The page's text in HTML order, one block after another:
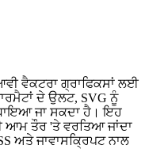
ਵੈਕਟਰਾ ਗ੍ਰਾਫਿਕਸਾਂ ਲਈ
ਦੇ ਉਲਟ, SVG ਨੂੰ
ਜਾ ਸਕਦਾ ਹੈ। ਇਹ
ਆਮ ਤੌਰ 'ਤੇ ਵਰਤਿਆ ਜਾਂਦਾ
ਅਤੇ ਜਾਵਾਸਕ੍ਰਿਪਟ ਨਾਲ